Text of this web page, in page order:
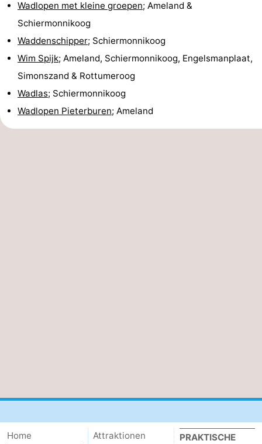
Wadlopen met kleine groepen; Ameland &
Schiermonnikoog
Waddenschipper; Schiermonnikoog
Wim Spijk; Ameland, Schiermonnikoog, Engelsmanplaat,
Simonszand & Rottumeroog
Wadlas; Schiermonnikoog
Wadlopen Pieterburen; Ameland
Home
Attraktionen
PRAKTISCHE